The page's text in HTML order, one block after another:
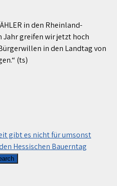
in den Rheinland-
greifen wir jetzt hoch
in den Landtag von
(ts)
gibt es nicht für umsonst
Hessischen Bauerntag